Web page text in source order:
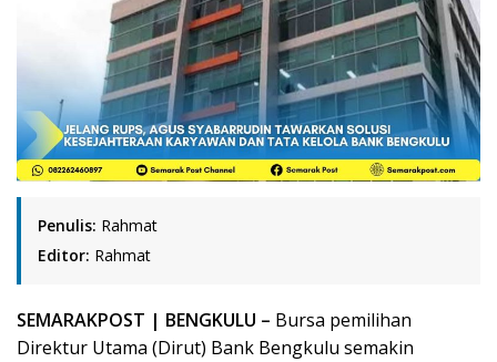
Penulis: Rahmat
Editor: Rahmat
SEMARAKPOST | BENGKULU – Bursa pemilihan
Direktur Utama (Dirut) Bank Bengkulu semakin